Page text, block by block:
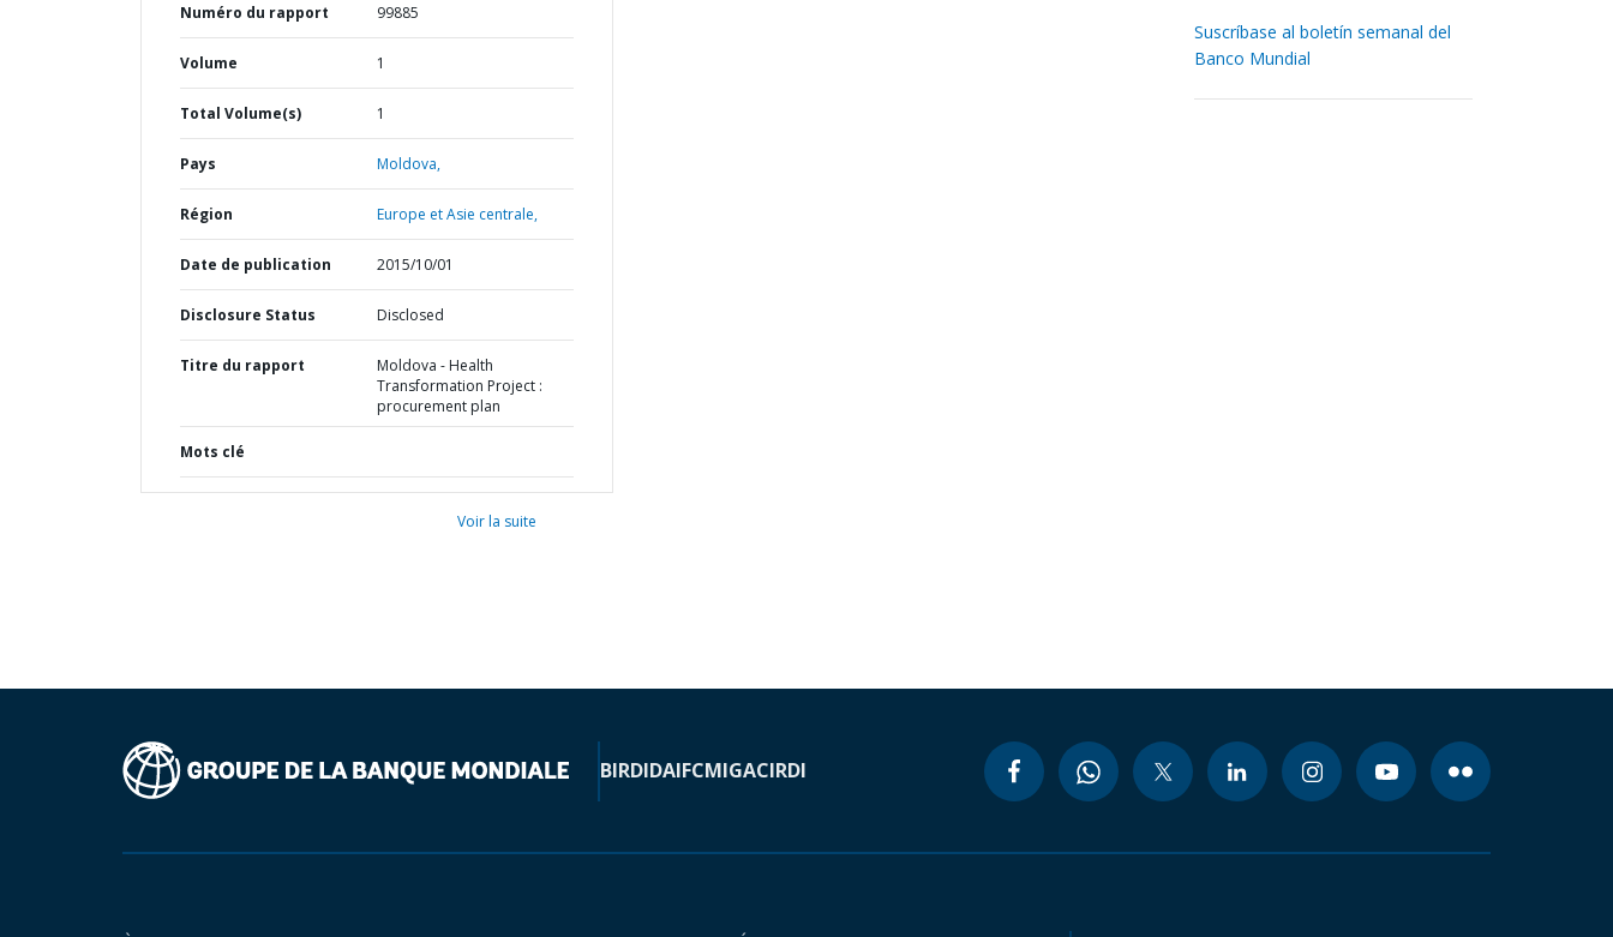
Numéro du rapport 99885
Volume 1
Total Volume(s) 1
Pays Moldova,
Région Europe et Asie centrale,
Date de publication 2015/10/01
Disclosure Status Disclosed
Titre du rapport
Moldova - Health
Transformation Project :
procurement plan
Mots clé
Voir la suite
Suscríbase al boletín semanal del
Banco Mundial
BIRDIDAIFCMIGACIRDI